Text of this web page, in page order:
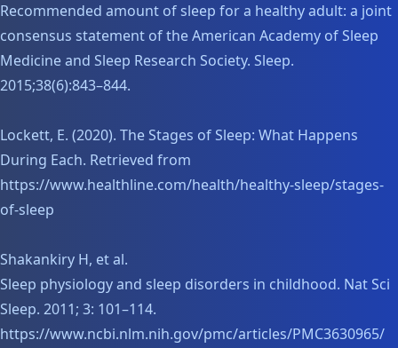
Recommended amount of sleep for a healthy adult: a joint
consensus statement of the American Academy of Sleep
Medicine and Sleep Research Society. Sleep.
2015;38(6):843–844.
Lockett, E. (2020). The Stages of Sleep: What Happens
During Each. Retrieved from
https://www.healthline.com/health/healthy-sleep/stages-
of-sleep
Shakankiry H, et al.
Sleep physiology and sleep disorders in childhood. Nat Sci
Sleep. 2011; 3: 101–114.
https://www.ncbi.nlm.nih.gov/pmc/articles/PMC3630965/